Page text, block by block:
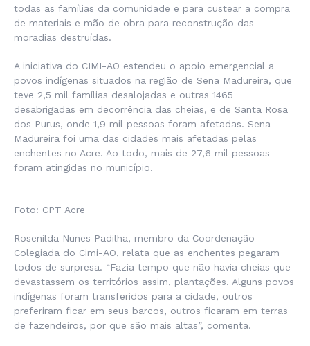
todas as famílias da comunidade e para custear a compra
de materiais e mão de obra para reconstrução das
moradias destruídas.
A iniciativa do CIMI-AO estendeu o apoio emergencial a
povos indígenas situados na região de Sena Madureira, que
teve 2,5 mil famílias desalojadas e outras 1465
desabrigadas em decorrência das cheias, e de Santa Rosa
dos Purus, onde 1,9 mil pessoas foram afetadas. Sena
Madureira foi uma das cidades mais afetadas pelas
enchentes no Acre. Ao todo, mais de 27,6 mil pessoas
foram atingidas no município.
Foto: CPT Acre
Rosenilda Nunes Padilha, membro da Coordenação
Colegiada do Cimi-AO, relata que as enchentes pegaram
todos de surpresa. “Fazia tempo que não havia cheias que
devastassem os territórios assim, plantações. Alguns povos
indígenas foram transferidos para a cidade, outros
preferiram ficar em seus barcos, outros ficaram em terras
de fazendeiros, por que são mais altas”, comenta.